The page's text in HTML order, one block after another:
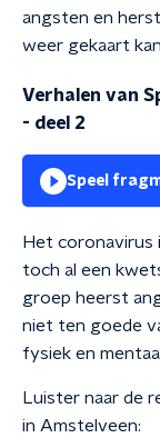
angsten en
weer gekaart
Verhalen van
- deel 2
Speel
Het coronavirus
toch al een
groep heerst
niet ten goede
fysiek en
Luister naar de
in Amstelveen: